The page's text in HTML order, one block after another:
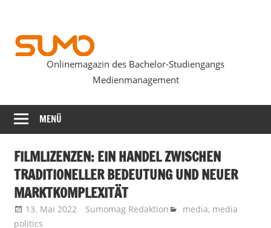
springen
SUMOmag
Onlinemagazin des Bachelor-Studiengangs
Medienmanagement
MENÜ
FILMLIZENZEN: EIN HANDEL ZWISCHEN
TRADITIONELLER BEDEUTUNG UND NEUER
MARKTKOMPLEXITÄT
13. Mai 2022 Sumomag Redaktion media, media
politics